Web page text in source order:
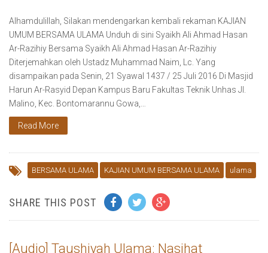
Alhamdulillah, Silakan mendengarkan kembali rekaman KAJIAN
UMUM BERSAMA ULAMA Unduh di sini Syaikh Ali Ahmad Hasan
Ar-Razihiy Bersama Syaikh Ali Ahmad Hasan Ar-Razihiy
Diterjemahkan oleh Ustadz Muhammad Naim, Lc. Yang
disampaikan pada Senin, 21 Syawal 1437 / 25 Juli 2016 Di Masjid
Harun Ar-Rasyid Depan Kampus Baru Fakultas Teknik Unhas Jl.
Malino, Kec. Bontomarannu Gowa,…
Read More
BERSAMA ULAMA KAJIAN UMUM BERSAMA ULAMA ulama
SHARE THIS POST
[Audio] Taushiyah Ulama: Nasihat